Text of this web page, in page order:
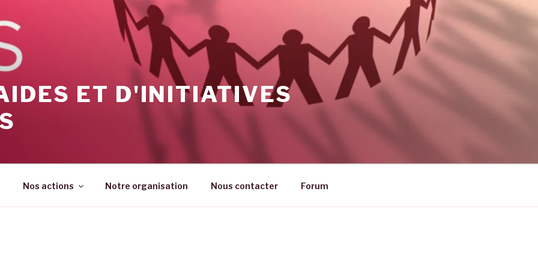
ET D'INITIATIVES
Nos actions Notre organisation Nous contacter Forum